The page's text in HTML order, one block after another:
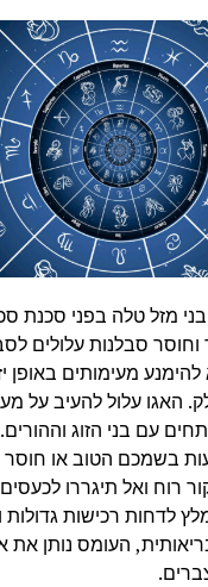
מזל טלה בפני סכנת
וחוסר סבלנות עלולים
מעימותים באופן
האגו עלול להעיב על
עם בני הזוג
בשמכם הטוב או
רוח ואל תיגררו
לדחות רכישות
העומס נותן את